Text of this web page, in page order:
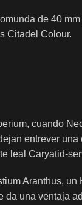
de 40
Citadel Colour.
cuando
entrever
leal Caryatid-
Aranthus,
una ventaja